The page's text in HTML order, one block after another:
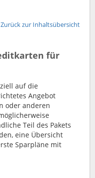
Zurück zur Inhaltsübersicht
für
auf die
Angebot
oder anderen
Teil des Pakets
eine Übersicht
Sparpläne mit